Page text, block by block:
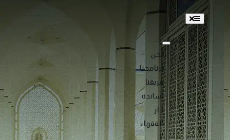
Toggle
Navigation
الدار
نحن
برنامجنا
فريقنا
أساتذة
دار
الفقهاء
1